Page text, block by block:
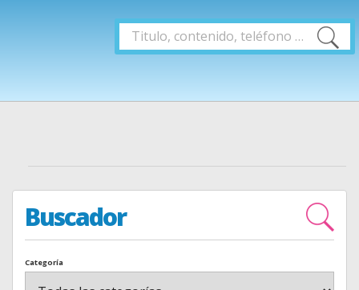
Buscar
por:
Buscar
Buscador
Categoría